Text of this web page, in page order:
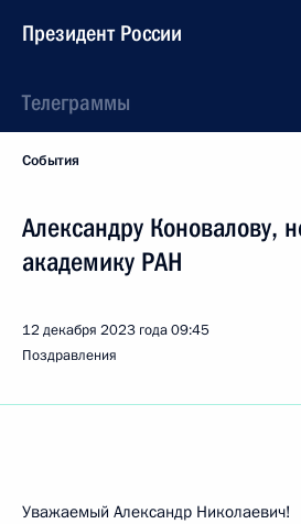
Президент России
Телеграммы
События
Александру Коновалову,
академику РАН
12 декабря 2023 года09:45
Поздравления
Уважаемый Александр Николаевич!